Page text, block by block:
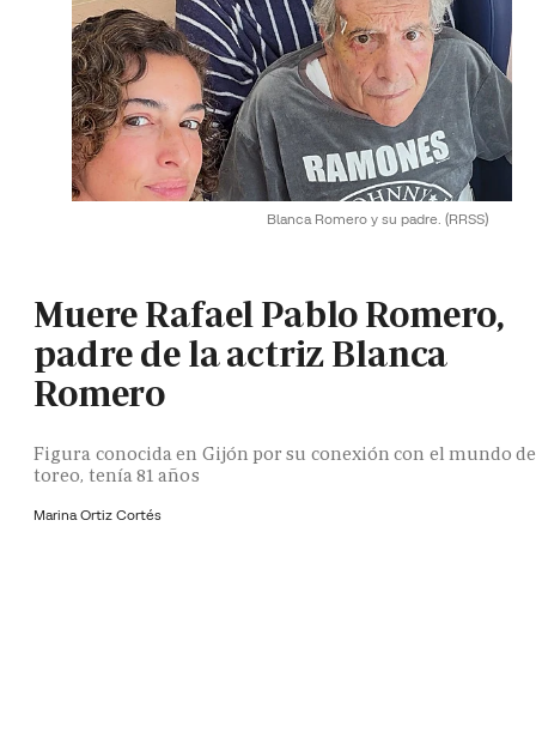
Blanca Romero y su padre. (RRSS)
Muere Rafael Pablo Romero,
padre de la actriz Blanca
Romero
Figura conocida en Gijón por su conexión con el mundo
toreo, tenía 81 años
Marina Ortiz Cortés